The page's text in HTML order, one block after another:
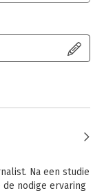
kwaliteit.
Na een studie
nodige ervaring